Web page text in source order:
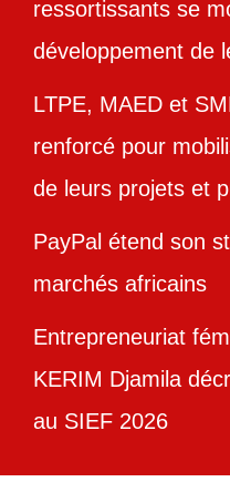
ressortissants se
développement de
LTPE, MAED et
renforcé pour
de leurs projets et
PayPal étend son
marchés africains
Entrepreneuriat
KERIM Djamila
au SIEF 2026